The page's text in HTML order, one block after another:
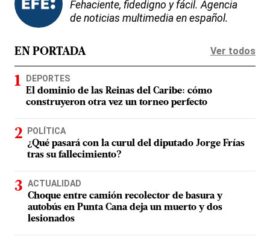
Fehaciente, fidedigno y fácil. Agencia
de noticias multimedia en español.
EN PORTADA Ver todos
DEPORTES
El dominio de las Reinas del Caribe: cómo
construyeron otra vez un torneo perfecto
POLÍTICA
¿Qué pasará con la curul del diputado Jorge Frías
tras su fallecimiento?
ACTUALIDAD
Choque entre camión recolector de basura y
autobús en Punta Cana deja un muerto y dos
lesionados